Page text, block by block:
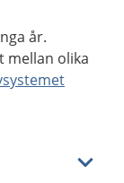
år.
mellan olika